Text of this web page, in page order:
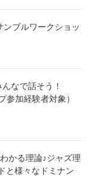
ブルワークショッ
なで話そう！
参加経験者対象）
かる理論♪ジャズ理
と様々なドミナン